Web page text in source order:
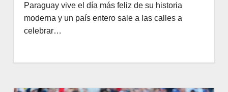
Paraguay vive el día más feliz de su historia
moderna y un país entero sale a las calles a
celebrar…